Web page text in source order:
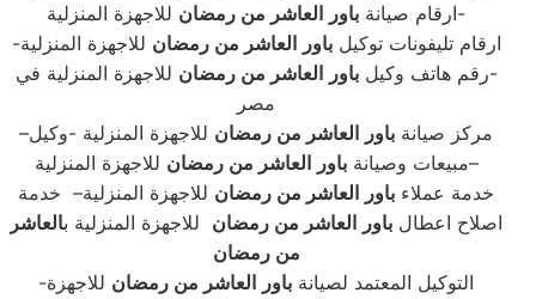
-ارقام صيانة باور العاشر من رمضان للاجهزة المنزلية
-ارقام تليفونات توكيلباور العاشر من رمضان للاجهزة المنزلية
-رقم هاتف وكيلباور العاشر من رمضان للاجهزة المنزلية في
مصر
–مركز صيانة باور العاشر من رمضان للاجهزة المنزلية -وكيل
مبيعات وصيانةباور العاشر من رمضان
للاجهزة المنزلية–
خدمة عملاء باور العاشر من رمضان للاجهزة المنزلية– خدمة
اصلاح اعطال باور العاشر من رمضان للاجهزة المنزلية بالعاشر
من رمضان
-التوكيل المعتمد لصيانة باور العاشر من رمضان للاجهزة